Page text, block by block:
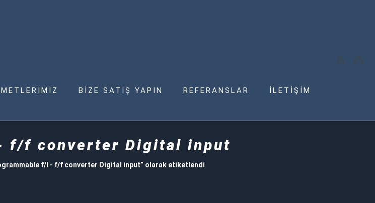
BİZE SATIŞ YAPIN REFERANSLAR İLETİŞİM
f/f converter Digital input
f/I - f/f converter Digital input” olarak etiketlendi